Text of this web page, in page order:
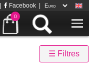
0
Facebook
☰ Filtres